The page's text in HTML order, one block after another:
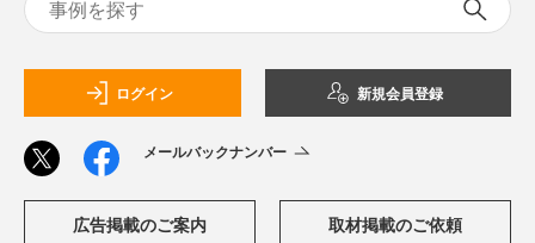
ログイン 新規会員登録
メールバックナンバー
広告掲載のご案内 取材掲載のご依頼